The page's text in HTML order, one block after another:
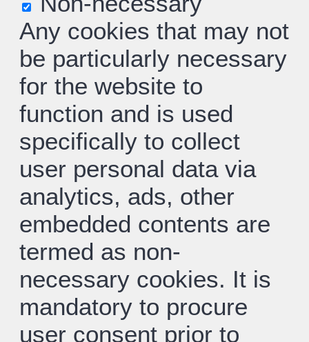
Any cookies that may not
be particularly necessary
for the website to
function and is used
specifically to collect
user personal data via
analytics, ads, other
embedded contents are
termed as non-
necessary cookies. It is
mandatory to procure
user consent prior to